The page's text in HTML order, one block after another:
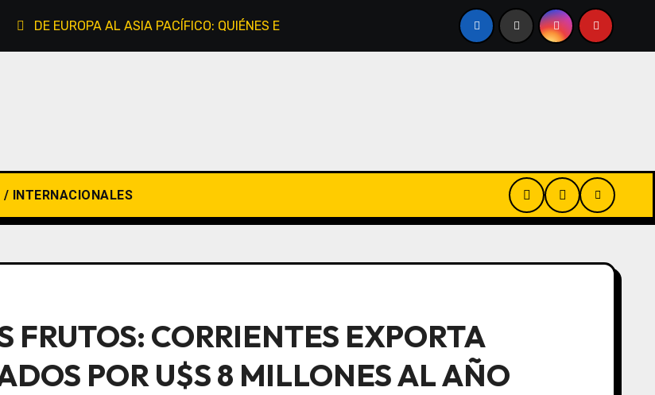
DE EUROPA AL ASIA PACÍFICO: QUIÉNES EXPLOTAN LA PESCA ILEGAL EN MALVINAS BAJO LICENCIAS
/ INTERNACIONALES
FRUTOS: CORRIENTES EXPORTA
POR U$S 8 MILLONES AL AÑO